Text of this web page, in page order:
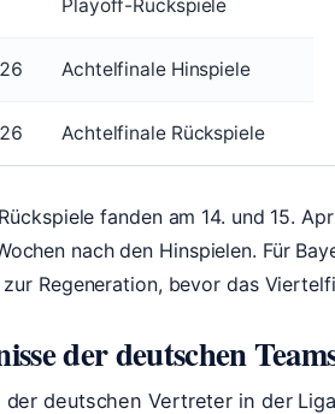
Playoff-Rückspiele
Achtelfinale Hinspiele
Achtelfinale Rückspiele
fanden am 14. und 15.
nach den Hinspielen. Für
Regeneration, bevor das
der deutschen
der deutschen Vertreter in der